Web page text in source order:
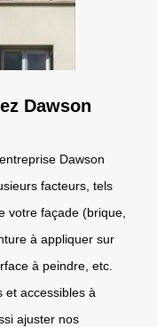
Dawson
Dawson
facteurs, tels
votre façade (brique,
à appliquer sur
à peindre, etc.
et accessibles à
ajuster nos